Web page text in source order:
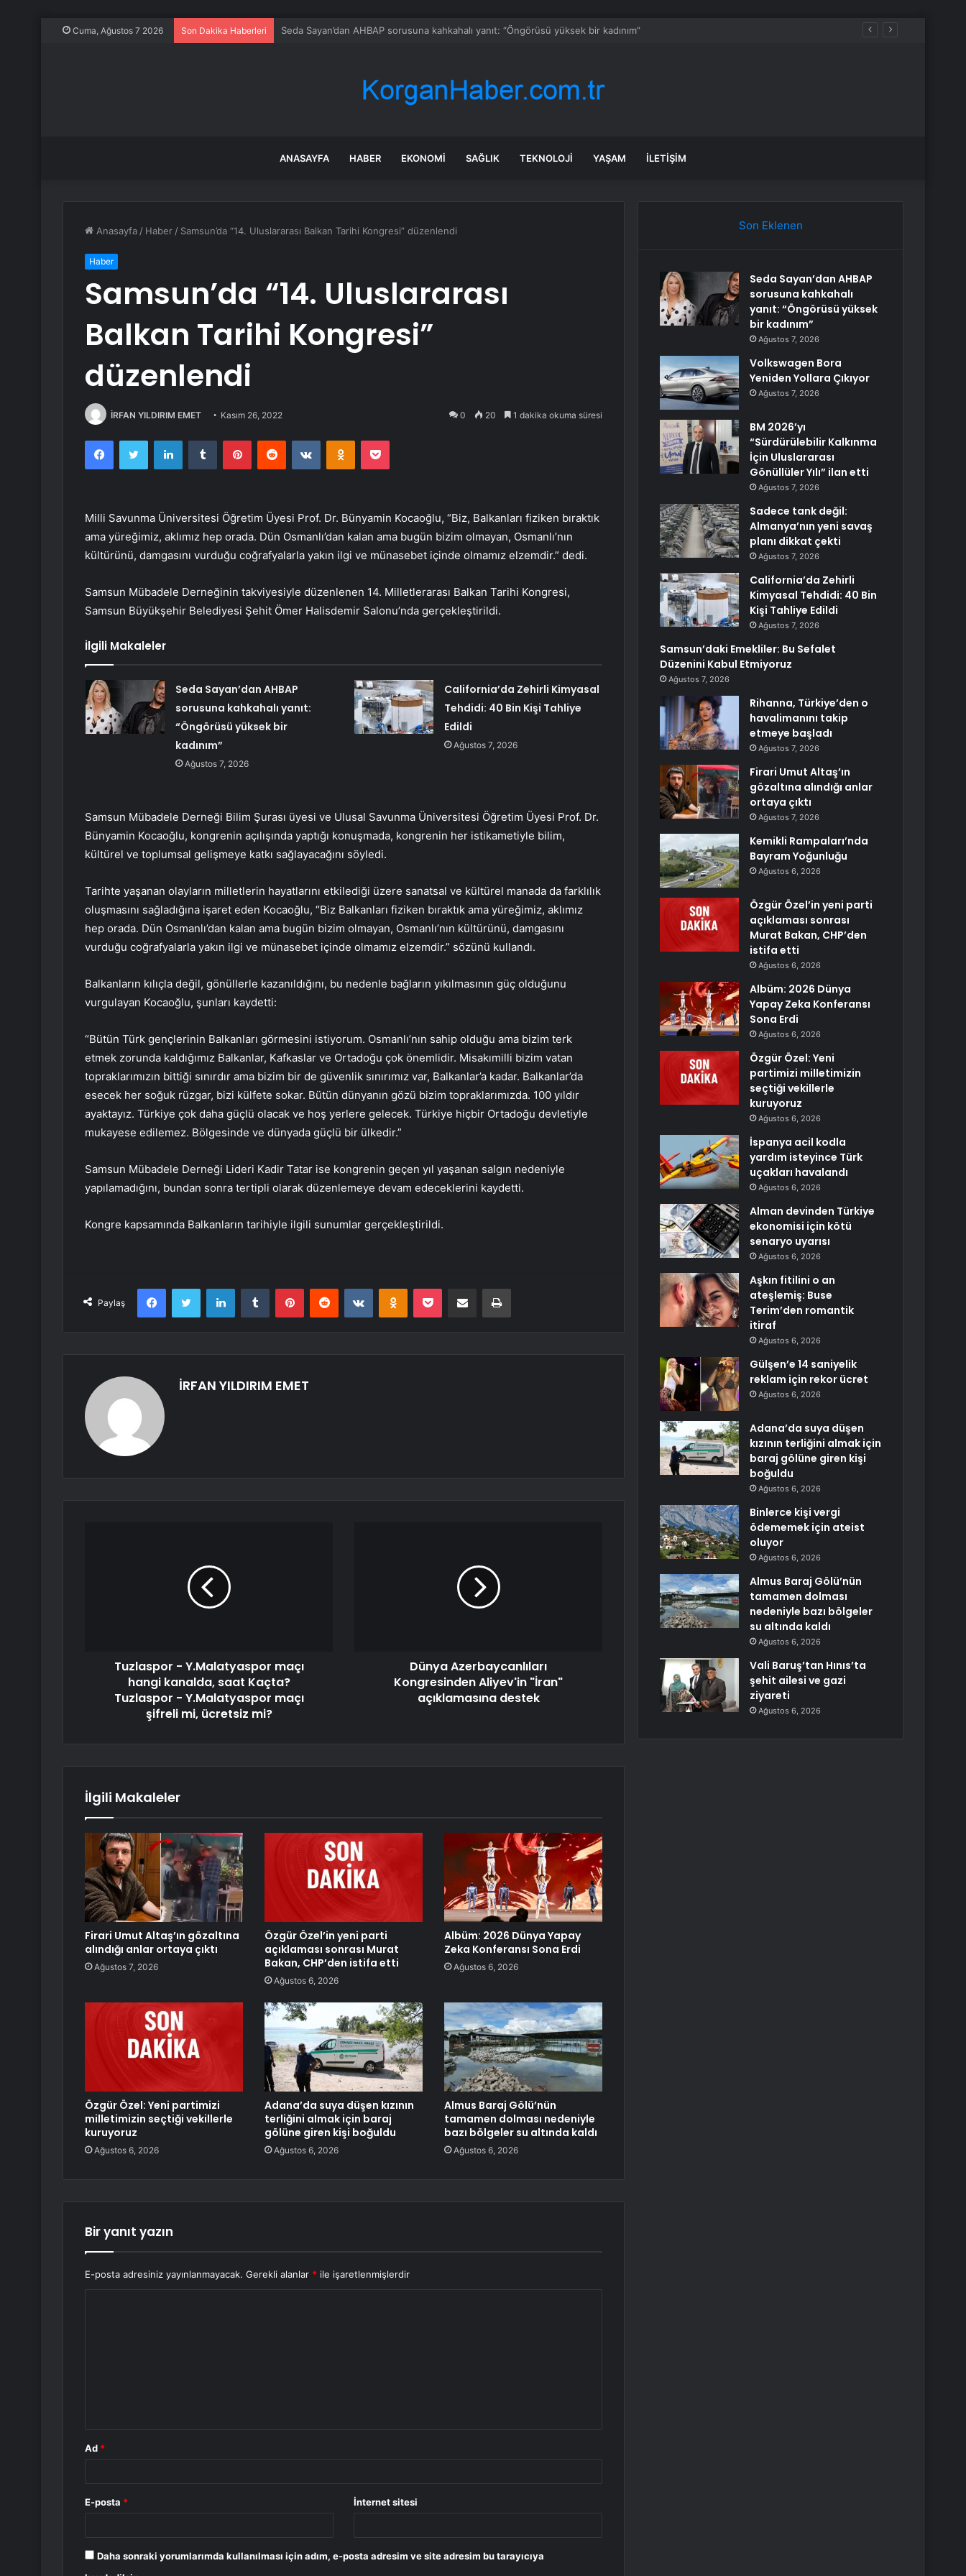
Cuma, Ağustos 7 2026 Son Dakika Haberleri Volkswagen Bora Yeniden Yollara Çıkıyor
ANASAYFA HABER EKONOMI SAĞLIK TEKNOLOJI YAŞAM İLETIŞIM
Anasayfa / Haber / Samsun’da “14. Uluslararası Balkan Tarihi Kongresi” düzenlendi
Haber
Samsun’da “14. Uluslararası
Balkan Tarihi Kongresi”
düzenlendi
İRFAN YILDIRIM EMET Kasım 26, 2022 0 20 1 dakika okuma süresi
FacebookTwitter LinkedInTumblr PinterestReddit VKontakteOdnoklassniki
Pocket
Milli Savunma Üniversitesi Öğretim Üyesi Prof. Dr. Bünyamin Kocaoğlu, “Biz, Balkanları fiziken bıraktık
ama yüreğimiz, aklımız hep orada. Dün Osmanlı’dan kalan ama bugün bizim olmayan, Osmanlı’nın
kültürünü, damgasını vurduğu coğrafyalarla yakın ilgi ve münasebet içinde olmamız elzemdir.” dedi.
Samsun Mübadele Derneğinin takviyesiyle düzenlenen 14. Milletlerarası Balkan Tarihi Kongresi,
Samsun Büyükşehir Belediyesi Şehit Ömer Halisdemir Salonu’nda gerçekleştirildi.
İlgili Makaleler
Seda Sayan’dan AHBAP
sorusuna kahkahalı yanıt:
“Öngörüsü yüksek bir
kadınım”
Ağustos 7, 2026
California’da Zehirli Kimyasal
Tehdidi: 40 Bin Kişi Tahliye
Edildi
Ağustos 7, 2026
Samsun Mübadele Derneği Bilim Şurası üyesi ve Ulusal Savunma Üniversitesi Öğretim Üyesi Prof. Dr.
Bünyamin Kocaoğlu, kongrenin açılışında yaptığı konuşmada, kongrenin her istikametiyle bilim,
kültürel ve toplumsal gelişmeye katkı sağlayacağını söyledi.
Tarihte yaşanan olayların milletlerin hayatlarını etkilediği üzere sanatsal ve kültürel manada da farklılık
oluşmasını sağladığına işaret eden Kocaoğlu, “Biz Balkanları fiziken bıraktık ama yüreğimiz, aklımız
hep orada. Dün Osmanlı’dan kalan ama bugün bizim olmayan, Osmanlı’nın kültürünü, damgasını
vurduğu coğrafyalarla yakın ilgi ve münasebet içinde olmamız elzemdir.” sözünü kullandı.
Balkanların kılıçla değil, gönüllerle kazanıldığını, bu nedenle bağların yıkılmasının güç olduğunu
vurgulayan Kocaoğlu, şunları kaydetti:
“Bütün Türk gençlerinin Balkanları görmesini istiyorum. Osmanlı’nın sahip olduğu ama bizim terk
etmek zorunda kaldığımız Balkanlar, Kafkaslar ve Ortadoğu çok önemlidir. Misakımilli bizim vatan
topraklarımızın bittiği sınırdır ama bizim bir de güvenlik sınırımız var, Balkanlar’a kadar. Balkanlar’da
esecek her soğuk rüzgar, bizi külfete sokar. Bütün dünyanın gözü bizim topraklarımızda. 100 yıldır
ayaktayız. Türkiye çok daha güçlü olacak ve hoş yerlere gelecek. Türkiye hiçbir Ortadoğu devletiyle
mukayese edilemez. Bölgesinde ve dünyada güçlü bir ülkedir.”
Samsun Mübadele Derneği Lideri Kadir Tatar ise kongrenin geçen yıl yaşanan salgın nedeniyle
yapılamadığını, bundan sonra tertipli olarak düzenlemeye devam edeceklerini kaydetti.
Kongre kapsamında Balkanların tarihiyle ilgili sunumlar gerçekleştirildi.
Paylaş
FacebookTwitter LinkedInTumblr PinterestReddit VKontakteOdnoklassniki
Pocket E-Posta ile paylaş Yazdır
İRFAN YILDIRIM EMET
Tuzlaspor - Y.Malatyaspor maçı
hangi kanalda, saat Kaçta?
Tuzlaspor - Y.Malatyaspor maçı
şifreli mi, ücretsiz mi?
Dünya Azerbaycanlıları
Kongresinden Aliyev'in "İran"
açıklamasına destek
İlgili Makaleler
Firari Umut Altaş’ın gözaltına
alındığı anlar ortaya çıktı
Ağustos 7, 2026
Özgür Özel’in yeni parti
açıklaması sonrası Murat
Bakan, CHP’den istifa etti
Ağustos 6, 2026
Albüm: 2026 Dünya Yapay
Zeka Konferansı Sona Erdi
Ağustos 6, 2026
Özgür Özel: Yeni partimizi
milletimizin seçtiği vekillerle
kuruyoruz
Ağustos 6, 2026
Adana’da suya düşen kızının
terliğini almak için baraj
gölüne giren kişi boğuldu
Ağustos 6, 2026
Almus Baraj Gölü’nün
tamamen dolması nedeniyle
bazı bölgeler su altında kaldı
Ağustos 6, 2026
Bir yanıt yazın
E-posta adresiniz yayınlanmayacak. Gerekli alanlar * ile işaretlenmişlerdir
Ad *
E-posta * İnternet sitesi
Daha sonraki yorumlarımda kullanılması için adım, e-posta adresim ve site adresim bu tarayıcıya
Son Eklenen
Seda Sayan’dan AHBAP
sorusuna kahkahalı
yanıt: “Öngörüsü yüksek
bir kadınım”
Ağustos 7, 2026
Volkswagen Bora
Yeniden Yollara Çıkıyor
Ağustos 7, 2026
BM 2026’yı
“Sürdürülebilir Kalkınma
İçin Uluslararası
Gönüllüler Yılı” ilan etti
Ağustos 7, 2026
Sadece tank değil:
Almanya’nın yeni savaş
planı dikkat çekti
Ağustos 7, 2026
California’da Zehirli
Kimyasal Tehdidi: 40 Bin
Kişi Tahliye Edildi
Ağustos 7, 2026
Samsun’daki Emekliler: Bu Sefalet
Düzenini Kabul Etmiyoruz
Ağustos 7, 2026
Rihanna, Türkiye’den o
havalimanını takip
etmeye başladı
Ağustos 7, 2026
Firari Umut Altaş’ın
gözaltına alındığı anlar
ortaya çıktı
Ağustos 7, 2026
Kemikli Rampaları’nda
Bayram Yoğunluğu
Ağustos 6, 2026
Özgür Özel’in yeni parti
açıklaması sonrası
Murat Bakan, CHP’den
istifa etti
Ağustos 6, 2026
Albüm: 2026 Dünya
Yapay Zeka Konferansı
Sona Erdi
Ağustos 6, 2026
Özgür Özel: Yeni
partimizi milletimizin
seçtiği vekillerle
kuruyoruz
Ağustos 6, 2026
İspanya acil kodla
yardım isteyince Türk
uçakları havalandı
Ağustos 6, 2026
Alman devinden Türkiye
ekonomisi için kötü
senaryo uyarısı
Ağustos 6, 2026
Aşkın fitilini o an
ateşlemiş: Buse
Terim’den romantik
itiraf
Ağustos 6, 2026
Gülşen’e 14 saniyelik
reklam için rekor ücret
Ağustos 6, 2026
Adana’da suya düşen
kızının terliğini almak için
baraj gölüne giren kişi
boğuldu
Ağustos 6, 2026
Binlerce kişi vergi
ödememek için ateist
oluyor
Ağustos 6, 2026
Almus Baraj Gölü’nün
tamamen dolması
nedeniyle bazı bölgeler
su altında kaldı
Ağustos 6, 2026
Vali Baruş’tan Hınıs’ta
şehit ailesi ve gazi
ziyareti
Ağustos 6, 2026